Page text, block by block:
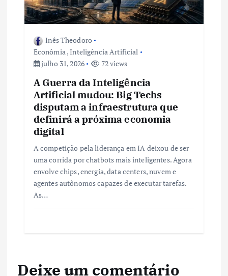
Inês Theodoro
Econômia ,Inteligência Artificial
julho 31, 2026
72 views
A Guerra da Inteligência
Artificial mudou: Big Techs
disputam a infraestrutura que
definirá a próxima economia
digital
A competição pela liderança em IA deixou de ser
uma corrida por chatbots mais inteligentes. Agora
envolve chips, energia, data centers, nuvem e
agentes autônomos capazes de executar tarefas.
As…
Deixe um comentário